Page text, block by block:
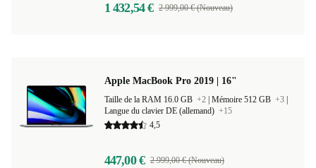
1 432,54 € 2 999,00 € (Nouveau)
Apple MacBook Pro 2019 | 16"
Taille de la RAM 16.0 GB +2 Mémoire 512 GB +3
Langue du clavier DE (allemand) +15
4,5
447,00 € 2 999,00 € (Nouveau)